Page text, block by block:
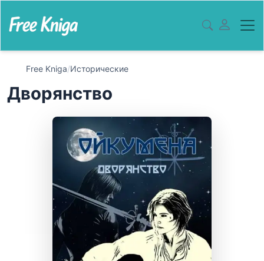
Free Kniga/Исторические
Дворянство